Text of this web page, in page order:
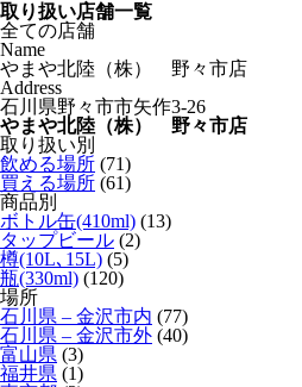
取り扱い店舗一覧
全ての店舗
Name
やまや北陸（株） 野々市店
Address
石川県野々市市矢作3-26
やまや北陸（株） 野々市店
取り扱い別
飲める場所 (71)
買える場所 (61)
商品別
ボトル缶(410ml) (13)
タップビール (2)
樽(10L､15L) (5)
瓶(330ml) (120)
場所
石川県 – 金沢市内 (77)
石川県 – 金沢市外 (40)
富山県 (3)
福井県 (1)